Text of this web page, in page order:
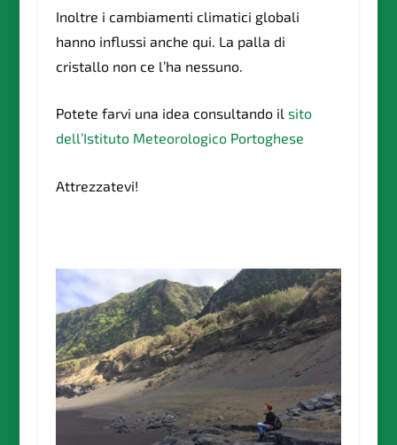
Inoltre i cambiamenti climatici globali
hanno influssi anche qui. La palla di
cristallo non ce l’ha nessuno.
Potete farvi una idea consultando il sito
dell’Istituto Meteorologico Portoghese
Attrezzatevi!